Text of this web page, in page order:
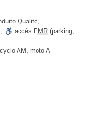
Qualité,
, accès PMR (parking,
AM, moto A